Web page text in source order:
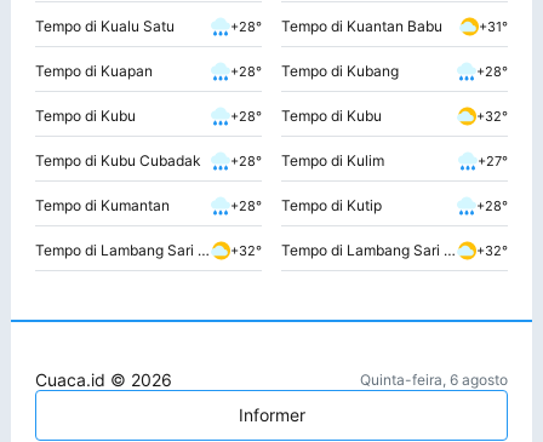
Tempo di Kualu Satu +28° Tempo di Kuantan Babu +31°
Tempo di Kuapan +28° Tempo di Kubang +28°
Tempo di Kubu +28° Tempo di Kubu +32°
Tempo di Kubu Cubadak +28° Tempo di Kulim +27°
Tempo di Kumantan +28° Tempo di Kutip +28°
Tempo di Lambang Sari Satu +32° Tempo di Lambang Sari Tiga +32°
Cuaca.id © 2026 Quinta-feira, 6 agosto
Informer